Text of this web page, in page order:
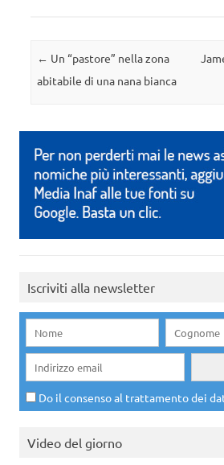
Navigazione articolo
← Un “pastore” nella zona
abitabile di una nana bianca
Iscriviti alla newsletter
Do il consenso al trattamento dei
Video del giorno